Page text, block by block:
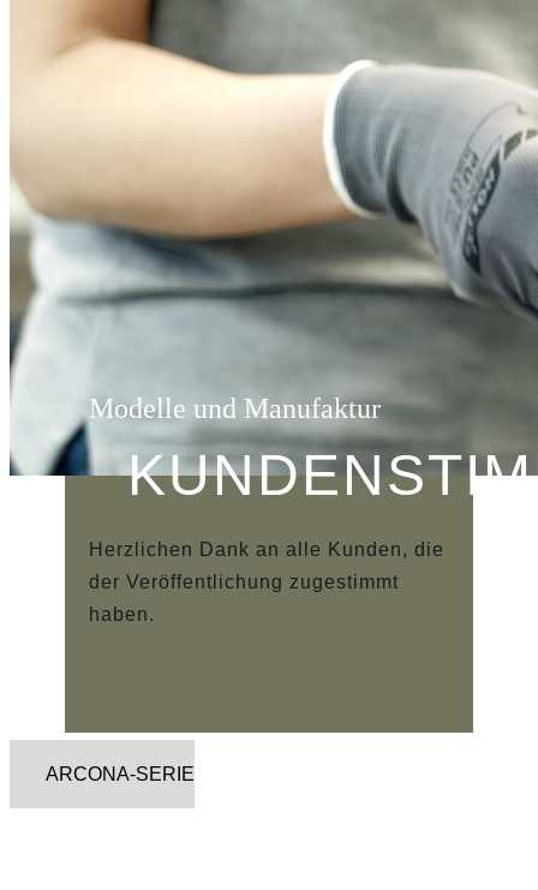
Modelle und Manufaktur
Herzlichen Dank an alle Kunden, die
der Veröffentlichung zugestimmt
haben.
ARCONA-SERIE